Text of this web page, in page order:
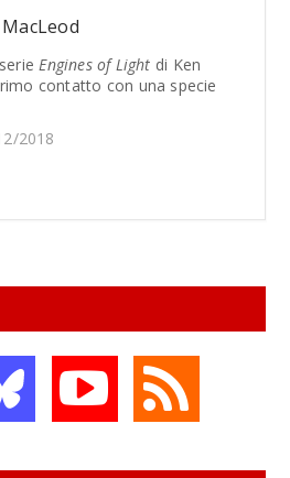
Engines of Light di Ken
contatto con una specie
2018